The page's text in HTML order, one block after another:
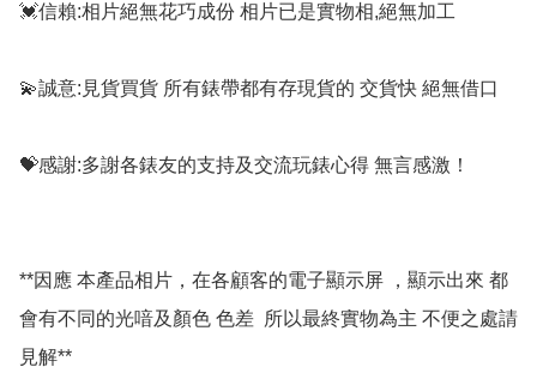
💓信賴:相片絕無花巧成份 相片已是實物相,絕無加工
💫誠意:見貨買貨 所有錶帶都有存現貨的 交貨快 絕無借口
💝感謝:多謝各錶友的支持及交流玩錶心得 無言感激！
**因應 本產品相片，在各顧客的電子顯示屏 ，顯示出來 都
會有不同的光喑及顏色 色差  所以最終實物為主 不便之處請
見解**